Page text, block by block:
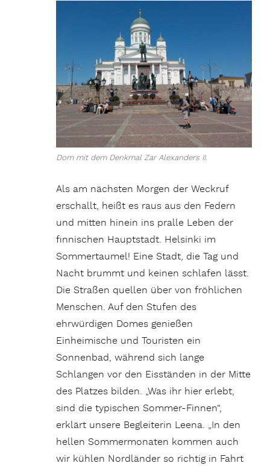
Dom mit dem Denkmal Zar Alexanders II.
Als am nächsten Morgen der Weckruf
erschallt, heißt es raus aus den Federn
und mitten hinein ins pralle Leben der
finnischen Hauptstadt. Helsinki im
Sommertaumel! Eine Stadt, die Tag und
Nacht brummt und keinen schlafen lässt.
Die Straßen quellen über von fröhlichen
Menschen. Auf den Stufen des
ehrwürdigen Domes genießen
Einheimische und Touristen ein
Sonnenbad, während sich lange
Schlangen vor den Eisständen in der Mitte
des Platzes bilden. „Was ihr hier erlebt,
sind die typischen Sommer-Finnen“,
erklärt unsere Begleiterin Leena. „In den
hellen Sommermonaten kommen auch
wir kühlen Nordländer so richtig in Fahrt